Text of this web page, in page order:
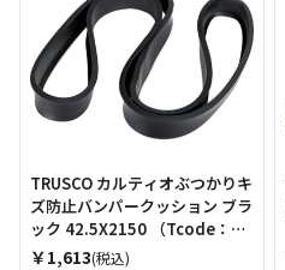
TRUSCO カルティオぶつかりキ
ズ防止バンパークッション ブラ
ック 42.5X2150 （Tcode：
5559394）
￥1,613(税込)